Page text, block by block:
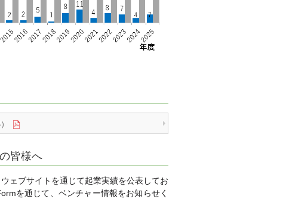
皆様へ
ェブサイトを通じて起業実績を公表してお
を通じて、ベンチャー情報をお知らせく